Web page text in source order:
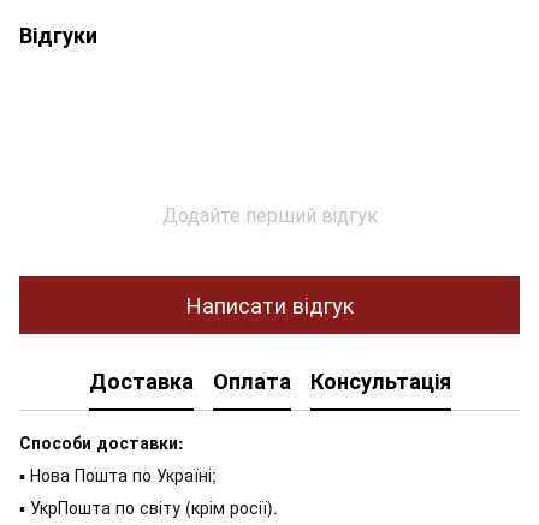
Відгуки
Додайте перший відгук
Написати відгук
Доставка Оплата Консультація
Способи доставки:
▪ Нова Пошта по Україні;
▪ УкрПошта по світу (крім росії).